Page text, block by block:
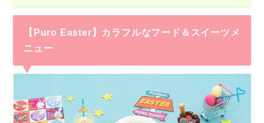
【Puro Easter】カラフルなフード＆スイーツメ
ニュー